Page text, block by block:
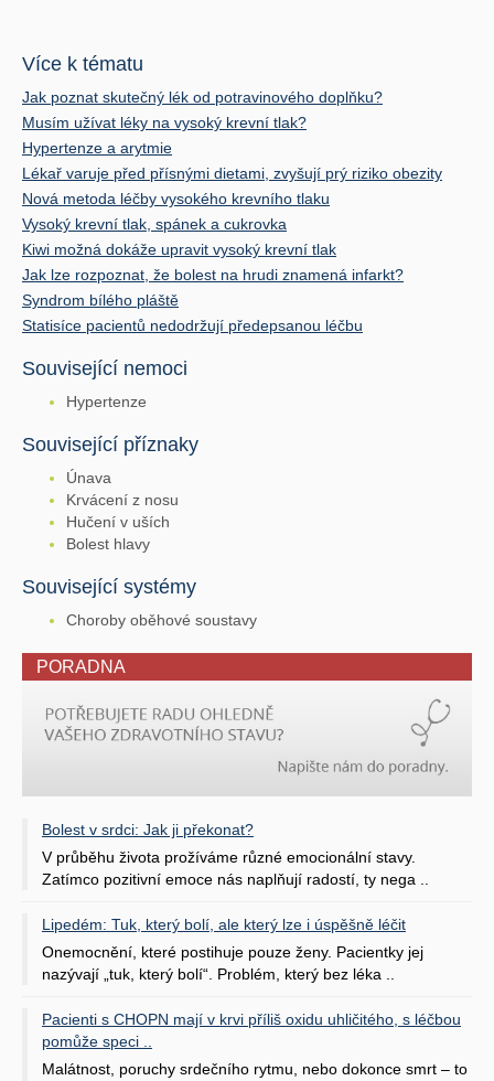
Více k tématu
Jak poznat skutečný lék od potravinového doplňku?
Musím užívat léky na vysoký krevní tlak?
Hypertenze a arytmie
Lékař varuje před přísnými dietami, zvyšují prý riziko obezity
Nová metoda léčby vysokého krevního tlaku
Vysoký krevní tlak, spánek a cukrovka
Kiwi možná dokáže upravit vysoký krevní tlak
Jak lze rozpoznat, že bolest na hrudi znamená infarkt?
Syndrom bílého pláště
Statisíce pacientů nedodržují předepsanou léčbu
Související nemoci
Hypertenze
Související příznaky
Únava
Krvácení z nosu
Hučení v uších
Bolest hlavy
Související systémy
Choroby oběhové soustavy
PORADNA
Bolest v srdci: Jak ji překonat?
V průběhu života prožíváme různé emocionální stavy.
Zatímco pozitivní emoce nás naplňují radostí, ty nega ..
Lipedém: Tuk, který bolí, ale který lze i úspěšně léčit
Onemocnění, které postihuje pouze ženy. Pacientky jej
nazývají „tuk, který bolí“. Problém, který bez léka ..
Pacienti s CHOPN mají v krvi příliš oxidu uhličitého, s léčbou
pomůže speci ..
Malátnost, poruchy srdečního rytmu, nebo dokonce smrt – to